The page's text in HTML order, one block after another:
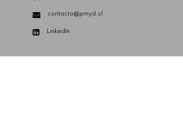
contacto@pmyd.cl
LinkedIn